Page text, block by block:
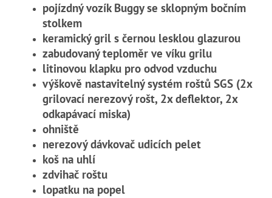
pojízdný vozík Buggy se sklopným bočním
stolkem
keramický gril s černou lesklou glazurou
zabudovaný teploměr ve víku grilu
litinovou klapku pro odvod vzduchu
výškově nastavitelný systém roštů SGS (2x
grilovací nerezový rošt, 2x deflektor, 2x
odkapávací miska)
ohniště
nerezový dávkovač udicích pelet
koš na uhlí
zdvihač roštu
lopatku na popel